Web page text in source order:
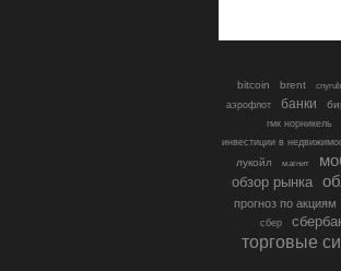
bitcoin brent cnyrub
аэрофлот банки
гмк норникель
инвестиции в
лукойл
магнит
обзор рынка
прогноз по акциям
сбер
торговые